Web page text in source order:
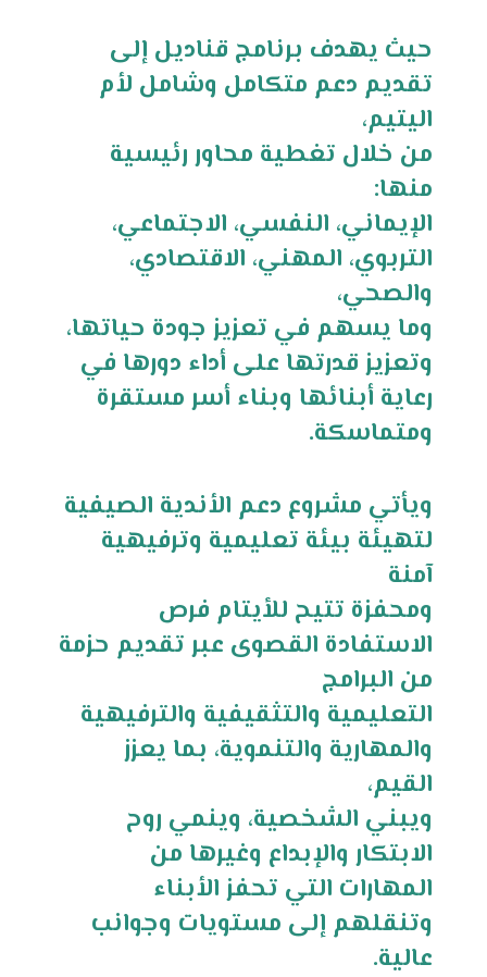
حيث يهدف برنامج قناديل إلى
تقديم دعم متكامل وشامل لأم
اليتيم،
من خلال تغطية محاور رئيسية
منها:
الإيماني، النفسي، الاجتماعي،
التربوي، المهني، الاقتصادي،
والصحي،
وما يسهم في تعزيز جودة حياتها،
وتعزيز قدرتها على أداء دورها في
رعاية أبنائها وبناء أسر مستقرة
ومتماسكة.
ويأتي مشروع دعم الأندية الصيفية
لتهيئة بيئة تعليمية وترفيهية
آمنة
ومحفزة تتيح للأيتام فرص
الاستفادة القصوى عبر تقديم حزمة
من البرامج
التعليمية والتثقيفية والترفيهية
والمهارية والتنموية، بما يعزز
القيم،
ويبني الشخصية، وينمي روح
الابتكار والإبداع وغيرها من
المهارات التي تحفز الأبناء
وتنقلهم إلى مستويات وجوانب
عالية.